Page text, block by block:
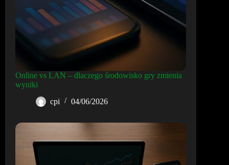
Online vs LAN – dlaczego środowisko gry zmienia
wyniki
cpi
04/06/2026